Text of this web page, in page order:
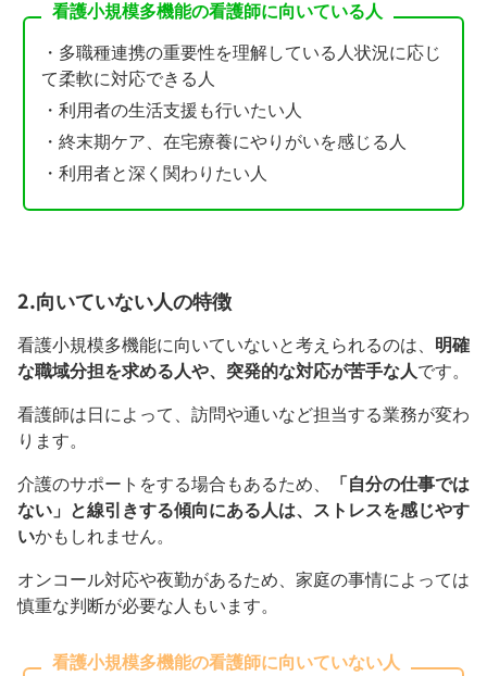
看護小規模多機能の看護師に向いている人
・多職種連携の重要性を理解している人状況に応じ
て柔軟に対応できる人
・利用者の生活支援も行いたい人
・終末期ケア、在宅療養にやりがいを感じる人
・利用者と深く関わりたい人
2.向いていない人の特徴
看護小規模多機能に向いていないと考えられるのは、 明確
な職域分担を求める人や、突発的な対応が苦手な人です。
看護師は日によって、訪問や通いなど担当する業務が変わ
ります。
介護のサポートをする場合もあるため、
「自分の仕事では
ない」と線引きする傾向にある人は、ストレスを感じやす
いかもしれません。
オンコール対応や夜勤があるため、家庭の事情によっては
慎重な判断が必要な人もいます。
看護小規模多機能の看護師に向いていない人